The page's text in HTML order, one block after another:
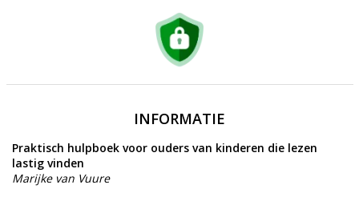
INFORMATIE
Praktisch hulpboek voor ouders van kinderen die lezen
lastig vinden
Marijke van Vuure